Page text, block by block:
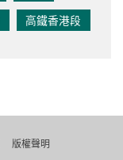
高鐵香港段
版權聲明